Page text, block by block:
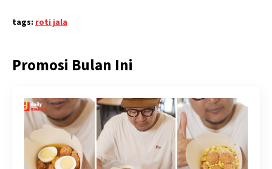
tags: roti jala
Promosi Bulan Ini